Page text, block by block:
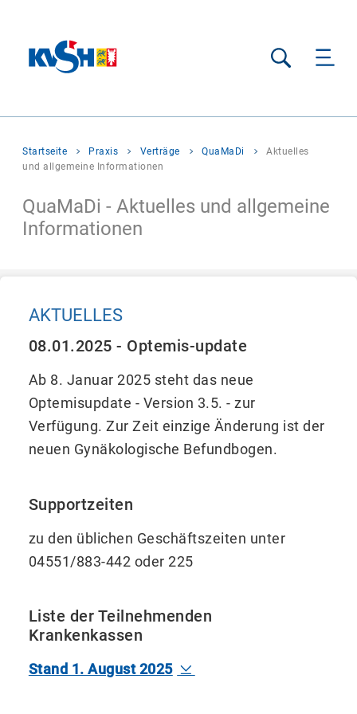
Suche
Sie
befinden
Startseite Praxis Verträge QuaMaDi
Aktuelles
und allgemeine Informationen
QuaMaDi - Aktuelles und allgemeine
Informationen
AKTUELLES
08.01.2025 - Optemis-update
Ab 8. Januar 2025 steht das neue
Optemisupdate - Version 3.5. - zur
Verfügung. Zur Zeit einzige Änderung ist der
neuen Gynäkologische Befundbogen.
Supportzeiten
zu den üblichen Geschäftszeiten unter
04551/883-442 oder 225
Liste der Teilnehmenden
Krankenkassen
Stand 1. August 2025